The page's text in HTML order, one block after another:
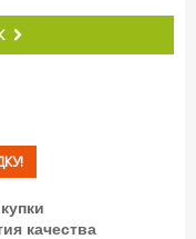
качества